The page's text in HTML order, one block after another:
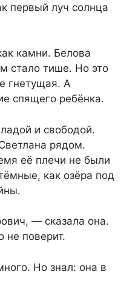
первый луч солнца
камни. Белова
стало тише. Но это
гнетущая. А
спящего ребёнка.
и свободой.
рядом.
её плечи не были
как озёра под
— сказала она.
не поверит.
Но знал: она в